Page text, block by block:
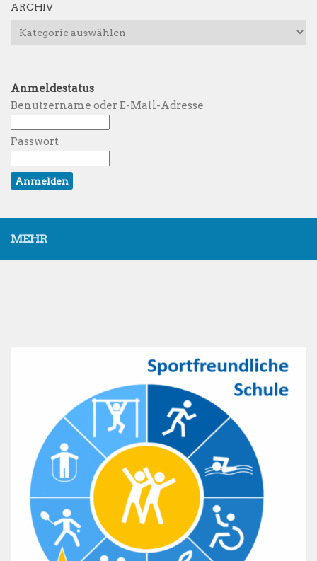
ARCHIV
Archiv
Anmeldestatus
Benutzername oder E-Mail-Adresse
Passwort
MEHR